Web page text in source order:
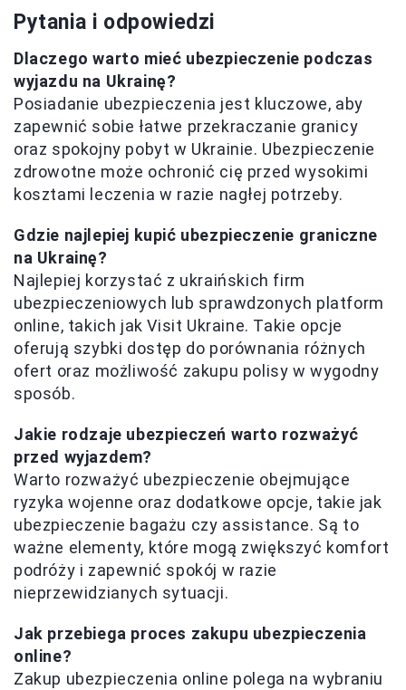
Pytania i odpowiedzi
Dlaczego warto mieć ubezpieczenie podczas
wyjazdu na Ukrainę?
Posiadanie ubezpieczenia jest kluczowe, aby
zapewnić sobie łatwe przekraczanie granicy
oraz spokojny pobyt w Ukrainie. Ubezpieczenie
zdrowotne może ochronić cię przed wysokimi
kosztami leczenia w razie nagłej potrzeby.
Gdzie najlepiej kupić ubezpieczenie graniczne
na Ukrainę?
Najlepiej korzystać z ukraińskich firm
ubezpieczeniowych lub sprawdzonych platform
online, takich jak Visit Ukraine. Takie opcje
oferują szybki dostęp do porównania różnych
ofert oraz możliwość zakupu polisy w wygodny
sposób.
Jakie rodzaje ubezpieczeń warto rozważyć
przed wyjazdem?
Warto rozważyć ubezpieczenie obejmujące
ryzyka wojenne oraz dodatkowe opcje, takie jak
ubezpieczenie bagażu czy assistance. Są to
ważne elementy, które mogą zwiększyć komfort
podróży i zapewnić spokój w razie
nieprzewidzianych sytuacji.
Jak przebiega proces zakupu ubezpieczenia
online?
Zakup ubezpieczenia online polega na wybraniu